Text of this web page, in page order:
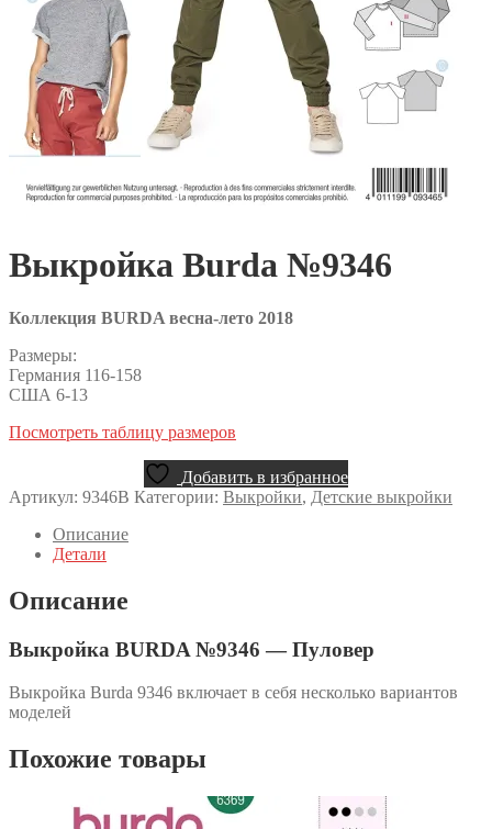
Выкройка Burda №9346
Коллекция BURDA весна-лето 2018
Размеры:
Германия 116-158
США 6-13
Посмотреть таблицу размеров
Добавить в избранное
Артикул: 9346B Категории: Выкройки, Детские выкройки
Описание
Детали
Описание
Выкройка BURDA №9346 — Пуловер
Выкройка Burda 9346 включает в себя несколько вариантов
моделей
Похожие товары